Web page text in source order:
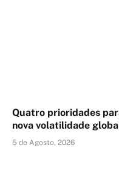
Quatro prioridades
nova volatilidade
5 de Agosto, 2026